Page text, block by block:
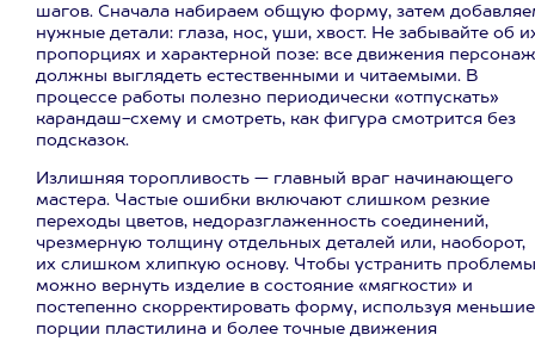
шагов. Сначала набираем общую форму, затем
нужные детали: глаза, нос, уши, хвост. Не забывайте об
пропорциях и характерной позе: все движения
должны выглядеть естественными и читаемыми. В
процессе работы полезно периодически «отпускать»
карандаш-схему и смотреть, как фигура смотрится без
подсказок.
Излишняя торопливость — главный враг начинающего
мастера. Частые ошибки включают слишком резкие
переходы цветов, недоразглаженность соединений,
чрезмерную толщину отдельных деталей или, наоборот,
их слишком хлипкую основу. Чтобы устранить
можно вернуть изделие в состояние «мягкости» и
постепенно скорректировать форму, используя меньшие
порции пластилина и более точные движения